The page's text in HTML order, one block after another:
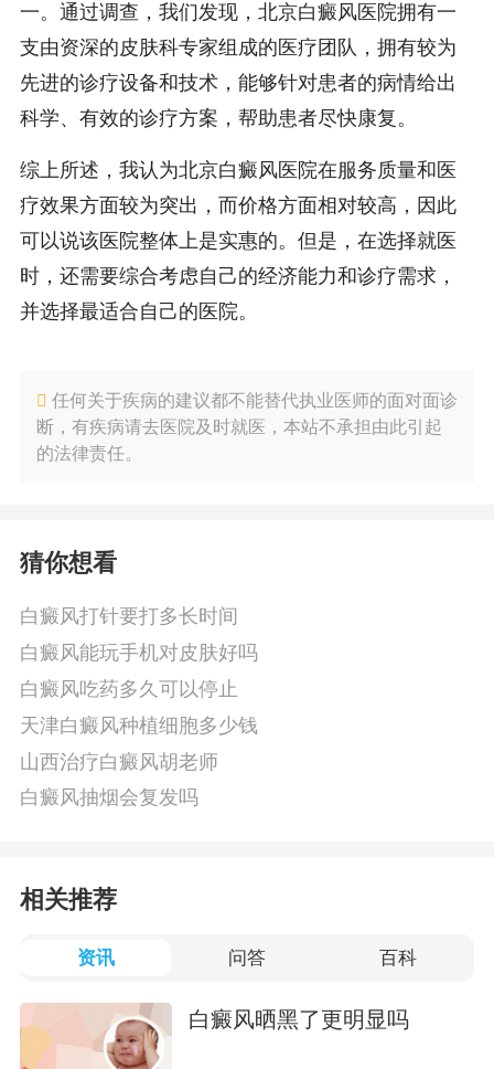
一。通过调查，我们发现，北京白癜风医院拥有一
支由资深的皮肤科专家组成的医疗团队，拥有较为
先进的诊疗设备和技术，能够针对患者的病情给出
科学、有效的诊疗方案，帮助患者尽快康复。
综上所述，我认为北京白癜风医院在服务质量和医
疗效果方面较为突出，而价格方面相对较高，因此
可以说该医院整体上是实惠的。但是，在选择就医
时，还需要综合考虑自己的经济能力和诊疗需求，
并选择最适合自己的医院。
任何关于疾病的建议都不能替代执业医师的面对面诊
断，有疾病请去医院及时就医，本站不承担由此引起
的法律责任。
猜你想看
白癜风打针要打多长时间
白癜风能玩手机对皮肤好吗
白癜风吃药多久可以停止
天津白癜风种植细胞多少钱
山西治疗白癜风胡老师
白癜风抽烟会复发吗
相关推荐
资讯 问答 百科
白癜风晒黑了更明显吗